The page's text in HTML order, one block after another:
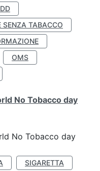
SENZA TABACCO
OMS
No Tobacco day
No Tobacco day
SIGARETTA